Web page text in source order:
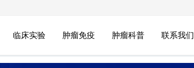
临床实验 肿瘤免疫 肿瘤科普 联系我们